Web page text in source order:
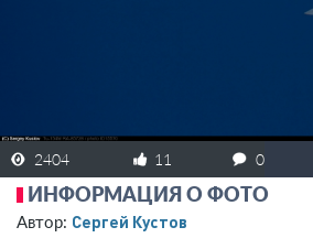
2404 11 0
ИНФОРМАЦИЯ О ФОТО
Автор: Сергей Кустов